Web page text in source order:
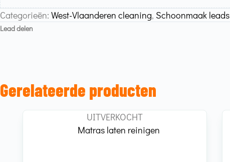
Categorieën: West-Vlaanderen cleaning, Schoonmaak leads
Lead delen
Gerelateerde producten
UITVERKOCHT